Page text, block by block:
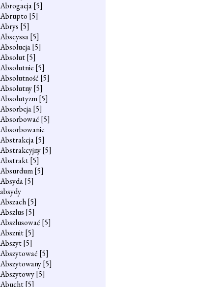
Abrogacja[5]
Abrupto [5]
Abrys [5]
Abscyssa[5]
Absolucja[5]
Absolut[5]
Absolutnie [5]
Absolutność [5]
Absolutny[5]
Absolutyzm[5]
Absorbcja[5]
Absorbować [5]
Absorbowanie
Abstrakcja[5]
Abstrakcyjny[5]
Abstrakt[5]
Absurdum[5]
Absyda[5]
absydy
Abszach[5]
Abszlus [5]
Abszlusować [5]
Absznit[5]
Abszyt[5]
Abszytować [5]
Abszytowany[5]
Abszytowy[5]
Abucht[5]